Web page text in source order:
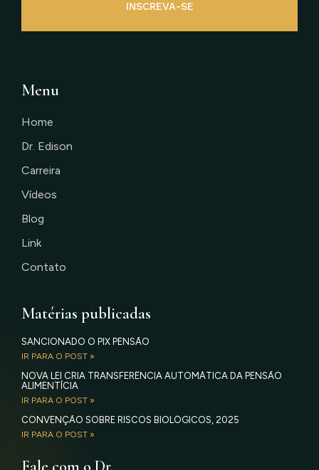
INSCREVA-SE
Menu
Home
Dr. Edison
Carreira
Vídeos
Blog
Link
Contato
Matérias publicadas
SANCIONADO O PIX PENSÃO
IR PARA O POST »
NOVA LEI CRIA TRANSFERÊNCIA AUTOMÁTICA DA PENSÃO
ALIMENTÍCIA
IR PARA O POST »
CONVENÇÃO SOBRE RISCOS BIOLÓGICOS, 2025
IR PARA O POST »
Fale com o Dr.